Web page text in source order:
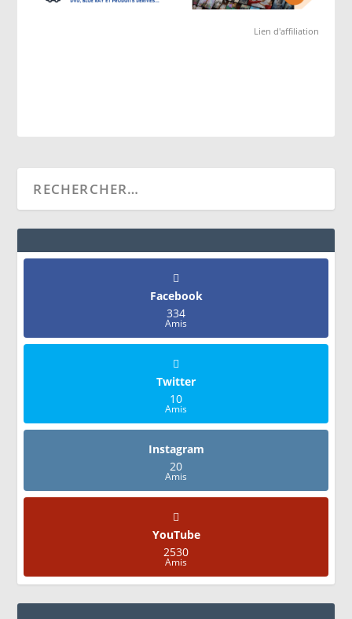
Lien d'affiliation
Facebook
334
Amis
Twitter
10
Amis
Instagram
20
Amis
YouTube
2530
Amis